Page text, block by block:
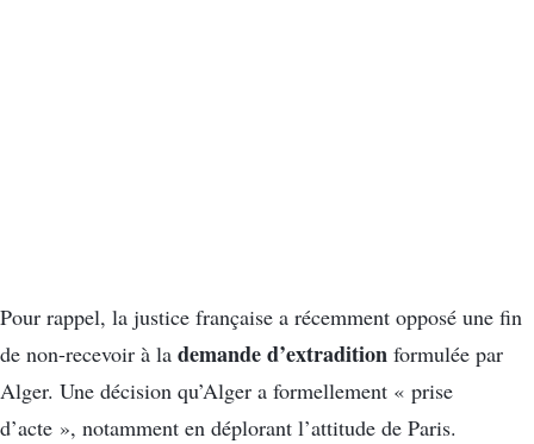
Pour rappel, la justice française a récemment opposé une fin
de non-recevoir à la demande d’extradition formulée par
Alger. Une décision qu’Alger a formellement « prise
d’acte », notamment en déplorant l’attitude de Paris.